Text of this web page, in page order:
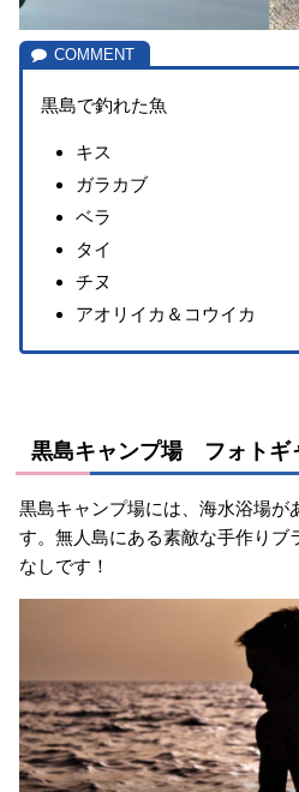
黒島で釣れた魚
キス
ガラカブ
ベラ
タイ
チヌ
アオリイカ＆コウイカ
黒島キャンプ場 フォトギ
黒島キャンプ場には、海水浴場が
す。無人島にある素敵な手作りブ
なしです！